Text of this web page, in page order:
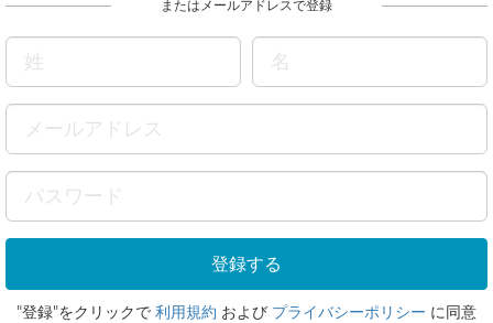
またはメールアドレスで登録
"登録"をクリックで 利用規約 および プライバシーポリシー に同意